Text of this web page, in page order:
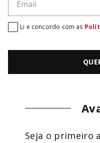
Li e concordo com as
Seja o primeiro